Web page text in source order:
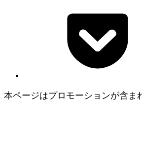
本ページはプロモーションが含ま